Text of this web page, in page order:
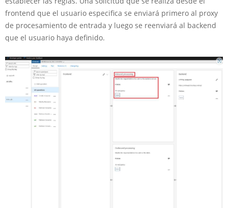
frontend que el usuario especifica se enviará primero al proxy
de procesamiento de entrada y luego se reenviará al backend
que el usuario haya definido.